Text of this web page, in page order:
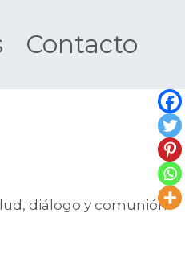
Contacto
diálogo y comunión